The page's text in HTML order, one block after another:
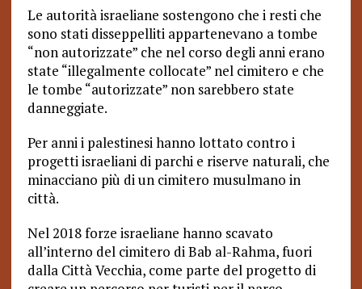
Le autorità israeliane sostengono che i resti che
sono stati disseppelliti appartenevano a tombe
“non autorizzate” che nel corso degli anni erano
state “illegalmente collocate” nel cimitero e che
le tombe “autorizzate” non sarebbero state
danneggiate.
Per anni i palestinesi hanno lottato contro i
progetti israeliani di parchi e riserve naturali, che
minacciano più di un cimitero musulmano in
città.
Nel 2018 forze israeliane hanno scavato
all’interno del cimitero di Bab al-Rahma, fuori
dalla Città Vecchia, come parte del progetto di